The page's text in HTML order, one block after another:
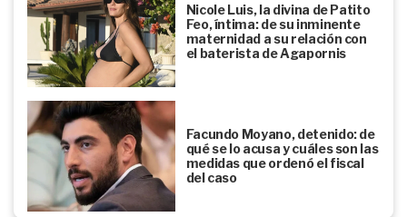
Nicole Luis, la divina de Patito
Feo, íntima: de su inminente
maternidad a su relación con
el baterista de Agapornis
Facundo Moyano, detenido: de
qué se lo acusa y cuáles son las
medidas que ordenó el fiscal
del caso